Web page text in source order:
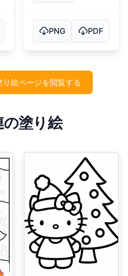
PNG PDF
り絵ページを閲覧する
の塗り絵